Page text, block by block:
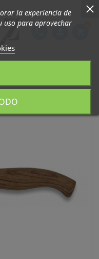
la experiencia de
uso para aprovechar